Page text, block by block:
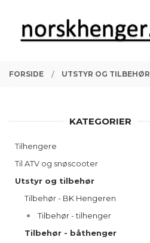
innholdet
PRODUKTER
FORSIDE UTSTYR OG TILBEHØR
KATEGORIER
Tilhengere
Til ATV og snøscooter
Utstyr og tilbehør
Tilbehør - BK Hengeren
Tilbehør - tilhenger
Tilbehør - båthenger